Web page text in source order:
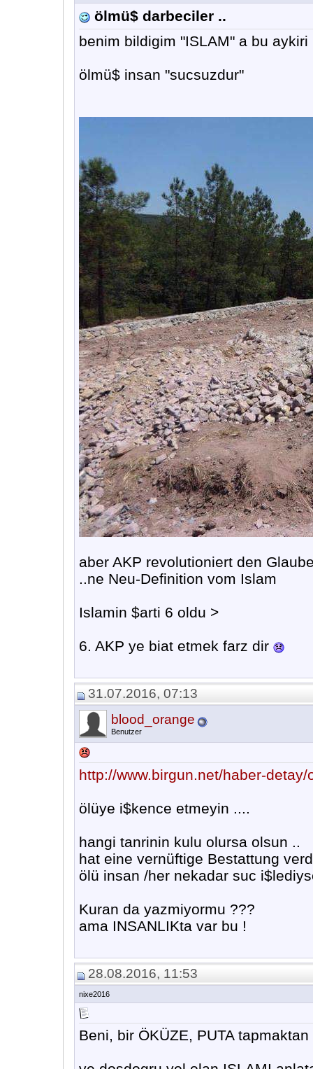
ölmü$ darbeciler ..
benim bildigim "ISLAM" a bu aykiri
ölmü$ insan "sucsuzdur"
aber AKP revolutioniert den
..ne Neu-Definition vom Islam
Islamin $arti 6 oldu >
6. AKP ye biat etmek farz dir
31.07.2016, 07:13
blood_orange
Benutzer
http://www.birgun.net/haber-
ölüye i$kence etmeyin ....
hangi tanrinin kulu olursa olsun ..
hat eine vernüftige Bestattung
ölü insan /her nekadar suc
Kuran da yazmiyormu ???
ama INSANLIKta var bu !
28.08.2016, 11:53
nixe2016
Beni, bir ÖKÜZE, PUTA